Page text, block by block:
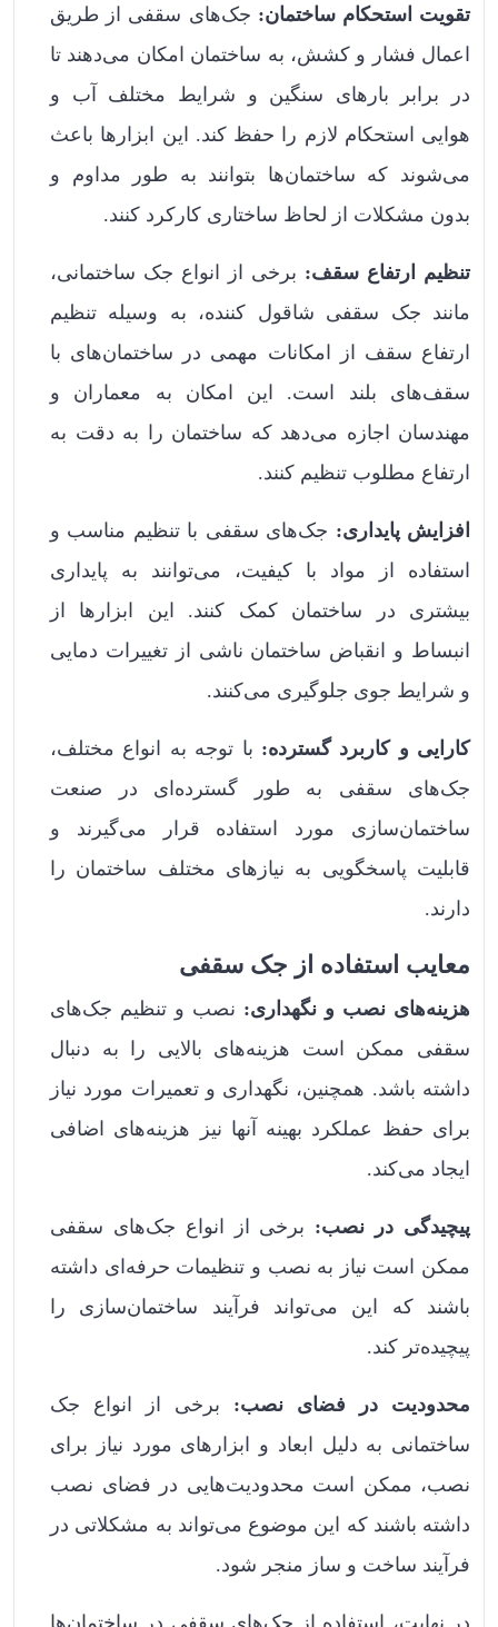
تقویت استحکام ساختمان: جک‌های سقفی از طریق
اعمال فشار و کشش، به ساختمان امکان می‌دهند تا
در برابر بارهای سنگین و شرایط مختلف آب و
هوایی استحکام لازم را حفظ کند. این ابزارها باعث
می‌شوند که ساختمان‌ها بتوانند به طور مداوم و
بدون مشکلات از لحاظ ساختاری کارکرد کنند.
تنظیم ارتفاع سقف: برخی از انواع جک‌ ساختمانی،
مانند جک سقفی شاقول کننده، به وسیله تنظیم
ارتفاع سقف از امکانات مهمی در ساختمان‌های با
سقف‌های بلند است. این امکان به معماران و
مهندسان اجازه می‌دهد که ساختمان را به دقت به
ارتفاع مطلوب تنظیم کنند.
افزایش پایداری: جک‌های سقفی با تنظیم مناسب و
استفاده از مواد با کیفیت، می‌توانند به پایداری
بیشتری در ساختمان کمک کنند. این ابزارها از
انبساط و انقباض ساختمان ناشی از تغییرات دمایی
و شرایط جوی جلوگیری می‌کنند.
کارایی و کاربرد گسترده: با توجه به انواع مختلف،
جک‌های سقفی به طور گسترده‌ای در صنعت
ساختمان‌سازی مورد استفاده قرار می‌گیرند و
قابلیت پاسخگویی به نیازهای مختلف ساختمان را
دارند.
معایب استفاده از جک سقفی
هزینه‌های نصب و نگهداری: نصب و تنظیم جک‌های
سقفی ممکن است هزینه‌های بالایی را به دنبال
داشته باشد. همچنین، نگهداری و تعمیرات مورد نیاز
برای حفظ عملکرد بهینه آنها نیز هزینه‌های اضافی
ایجاد می‌کند.
پیچیدگی در نصب: برخی از انواع جک‌های سقفی
ممکن است نیاز به نصب و تنظیمات حرفه‌ای داشته
باشند که این می‌تواند فرآیند ساختمان‌سازی را
پیچیده‌تر کند.
محدودیت در فضای نصب: برخی از انواع جک‌
ساختمانی به دلیل ابعاد و ابزارهای مورد نیاز برای
نصب، ممکن است محدودیت‌هایی در فضای نصب
داشته باشند که این موضوع می‌تواند به مشکلاتی در
فرآیند ساخت و ساز منجر شود.